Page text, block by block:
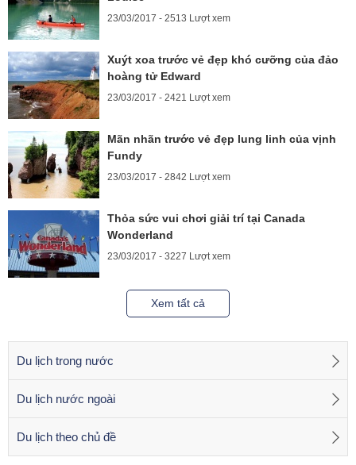
23/03/2017 - 2513 Lượt xem
Xuýt xoa trước vẻ đẹp khó cưỡng của đảo
hoàng tử Edward
23/03/2017 - 2421 Lượt xem
Mãn nhãn trước vẻ đẹp lung linh của vịnh
Fundy
23/03/2017 - 2842 Lượt xem
Thỏa sức vui chơi giải trí tại Canada
Wonderland
23/03/2017 - 3227 Lượt xem
Xem tất cả
Du lịch trong nước
Du lịch nước ngoài
Du lịch theo chủ đề